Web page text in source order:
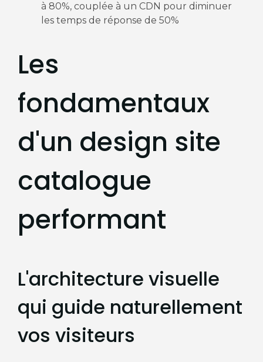
à 80%, couplée à un CDN pour diminuer
les temps de réponse de 50%
Les
fondamentaux
d'un design site
catalogue
performant
L'architecture visuelle
qui guide naturellement
vos visiteurs